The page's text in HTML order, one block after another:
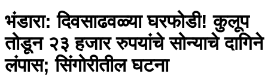
भंडारा: दिवसाढवळ्या घरफोडी! कुलूप
तोडून २३ हजार रुपयांचे सोन्याचे दागिने
लंपास; सिंगोरीतील घटना